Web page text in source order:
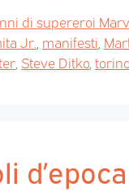
di supereroi
Jr. manifesti
Steve Ditko,